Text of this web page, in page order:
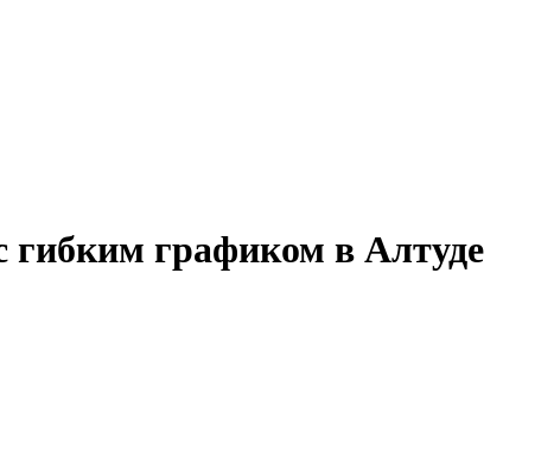
гибким графиком в Алтуде